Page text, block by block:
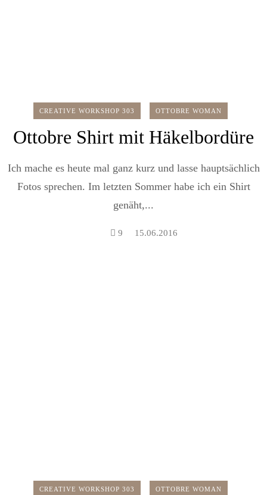
CREATIVE WORKSHOP 303 OTTOBRE WOMAN
Ottobre Shirt mit Häkelbordüre
Ich mache es heute mal ganz kurz und lasse hauptsächlich
Fotos sprechen. Im letzten Sommer habe ich ein Shirt
genäht,...
9 15.06.2016
CREATIVE WORKSHOP 303 OTTOBRE WOMAN